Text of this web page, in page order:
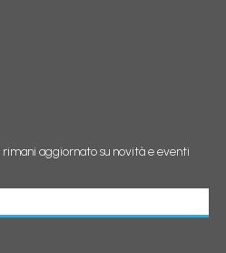
aggiornato su novità e eventi